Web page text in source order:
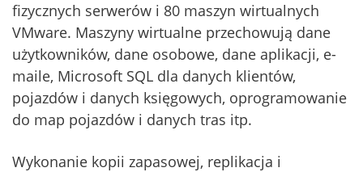
fizycznych serwerów i 80 maszyn wirtualnych
VMware. Maszyny wirtualne przechowują dane
użytkowników, dane osobowe, dane aplikacji, e-
maile, Microsoft SQL dla danych klientów,
pojazdów i danych księgowych, oprogramowanie
do map pojazdów i danych tras itp.
Wykonanie kopii zapasowej, replikacja i